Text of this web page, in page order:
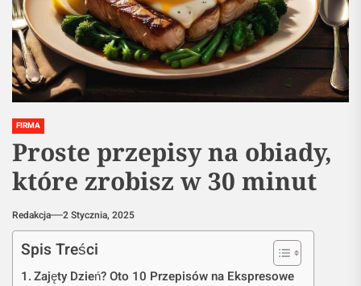
FIRMA
Proste przepisy na obiady,
które zrobisz w 30 minut
Redakcja 2 Stycznia, 2025
Spis Treści
Zajęty Dzień? Oto 10 Przepisów na Ekspresowe